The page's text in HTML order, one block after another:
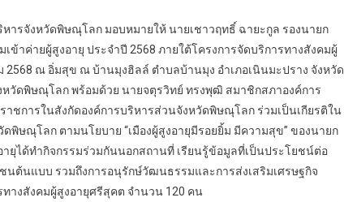
รจังหวัดพิษณุโลก มอบหมายให้ นายเชาวฤทธิ์ ฉายะกูล รองนายก
าค่ายผู้สูงอายุ ประจำปี 2568 ภายใต้โครงการจัดบริการทางสังคมผู้
ณ อิ่มสุข ณ บ้านมุงฮิลล์ ตำบลบ้านมุง อำเภอเนินมะปราง จังหวัด
วัดพิษณุโลก พร้อมด้วย นายจตุรวิทย์ ทรงพุฒิ สมาชิกสภาองค์การ
ชการในสังกัดองค์การบริหารส่วนจังหวัดพิษณุโลก ร่วมเป็นเกียรติใน
ษณุโลก ตามนโยบาย “เมืองผู้สูงอายุมีรอยยิ้ม มีความสุข” ของนายก
ยุได้ทำกิจกรรมร่วมกันนอกสถานที่ เรียนรู้ข้อมูลที่เป็นประโยชน์ต่อ
ต้นแบบ รวมถึงการอนุรักษ์วัฒนธรรมและการส่งเสริมเศรษฐกิจ
างสังคมผู้สูงอายุศรีสุคต จำนวน 120 คน